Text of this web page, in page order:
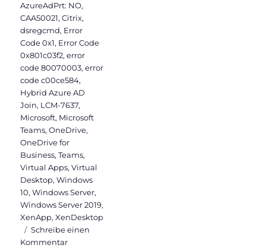
AzureAdPrt: NO,
CAA50021,Citrix,
dsregcmd, Error
Code 0x1, Error Code
0x801c03f2,error
code 80070003,error
code c00ce584,
Hybrid Azure AD
Join, LCM-7637,
Microsoft, Microsoft
Teams,OneDrive,
OneDrive for
Business,Teams,
Virtual Apps,Virtual
Desktop,Windows
10,Windows Server,
Windows Server 2019,
XenApp,XenDesktop
Schreibe einen
Kommentarzu